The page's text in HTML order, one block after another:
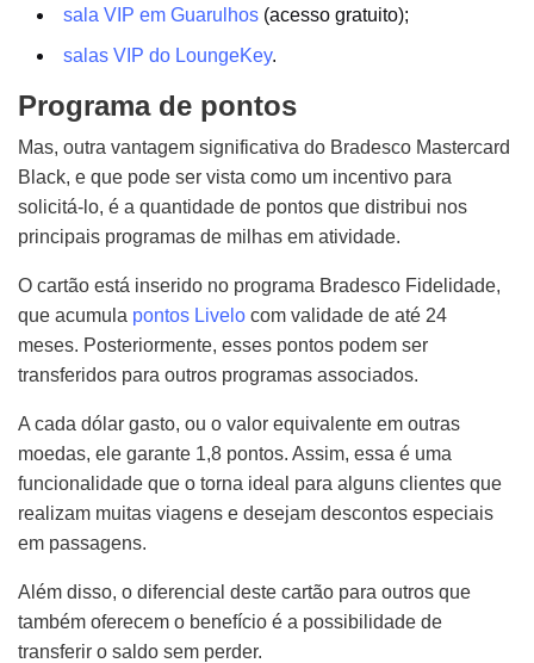
sala VIP em Guarulhos (acesso gratuito);
salas VIP do LoungeKey.
Programa de pontos
Mas, outra vantagem significativa do Bradesco Mastercard
Black, e que pode ser vista como um incentivo para
solicitá-lo, é a quantidade de pontos que distribui nos
principais programas de milhas em atividade.
O cartão está inserido no programa Bradesco Fidelidade,
que acumula pontos Livelo com validade de até 24
meses. Posteriormente, esses pontos podem ser
transferidos para outros programas associados.
A cada dólar gasto, ou o valor equivalente em outras
moedas, ele garante 1,8 pontos. Assim, essa é uma
funcionalidade que o torna ideal para alguns clientes que
realizam muitas viagens e desejam descontos especiais
em passagens.
Além disso, o diferencial deste cartão para outros que
também oferecem o benefício é a possibilidade de
transferir o saldo sem perder.